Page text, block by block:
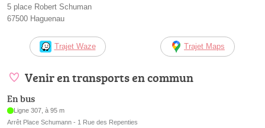
5 place Robert Schuman
67500 Haguenau
Trajet Waze Trajet Maps
Venir en transports en commun
En bus
Ligne 307, à 95 m
Arrêt Place Schumann - 1 Rue des Repenties